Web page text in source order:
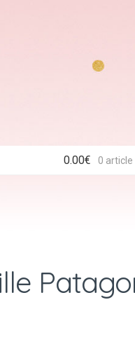
0.00€ 0 article